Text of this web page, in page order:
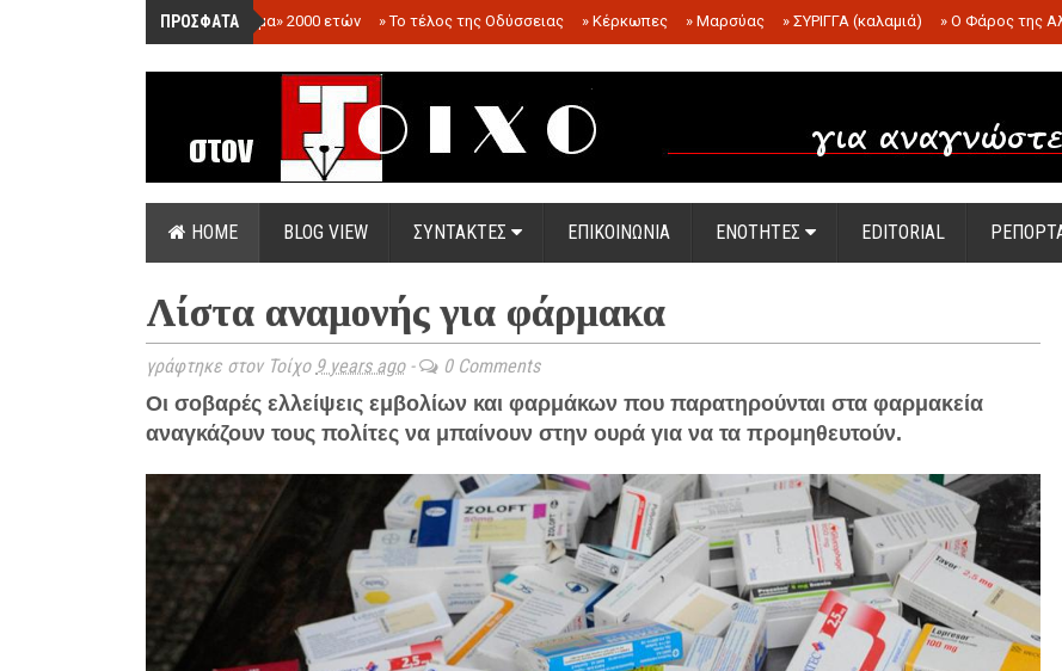
ΠΡΟΣΦΑΤΑ
»«Ολόγραμμα» 2000 ετών »Το τέλος της Οδύσσειας » Κέρκωπες » Μαρσύας » ΣΥΡΙΓΓΑ (καλαμιά) » Ο Φάρος της
.
HOME BLOG VIEW ΣΥΝΤΑΚΤΕΣ ΕΠΙΚΟΙΝΩΝΙΑ ΕΝΟΤΗΤΕΣ EDITORIAL
Λίστα αναμονής για φάρμακα
γράφτηκε στον Τοίχο 9 years ago- 0 Comments
Οι σοβαρές ελλείψεις εμβολίων και φαρμάκων που παρατηρούνται στα φαρμακεία
αναγκάζουν τους πολίτες να μπαίνουν στην ουρά για να τα προμηθευτούν.